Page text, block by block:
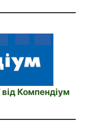
від Компендіум